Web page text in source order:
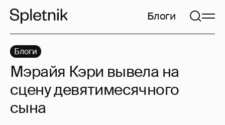
Блоги
Блоги
Мэрайя Кэри вывела на
сцену девятимесячного
сына